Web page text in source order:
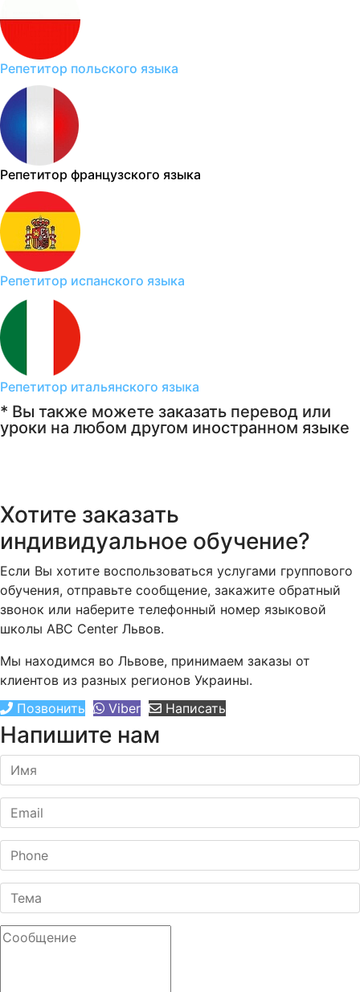
Репетитор польского языка
Репетитор французского языка
Репетитор испанского языка
Репетитор итальянского языка
* Вы также можете заказать перевод или
уроки на любом другом иностранном языке
Хотите заказать
индивидуальное обучение?
Если Вы хотите воспользоваться услугами группового
обучения, отправьте сообщение, закажите обратный
звонок или наберите телефонный номер языковой
школы ABC Center Львов.
Мы находимся во Львове, принимаем заказы от
клиентов из разных регионов Украины.
Позвонить
Viber Написать
Напишите нам